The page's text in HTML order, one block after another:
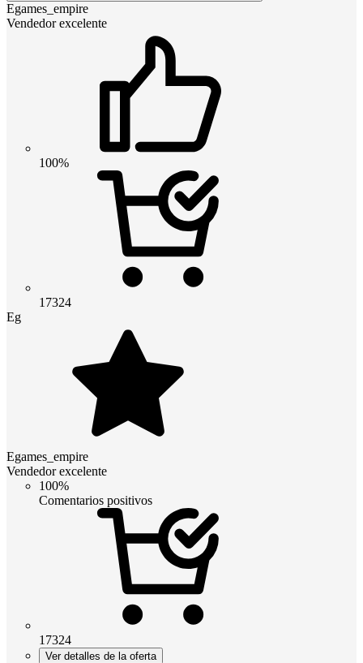
Egames_empire
Vendedor excelente
100%
17324
Eg
Egames_empire
Vendedor excelente
100%
Comentarios positivos
17324
Ver detalles de la oferta